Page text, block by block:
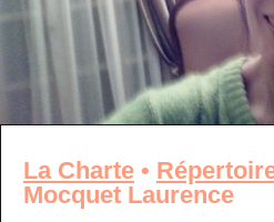
La Charte •
Mocquet Laurence